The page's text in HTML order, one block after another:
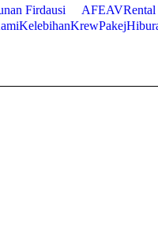
Firdausi AFEAVRental
KelebihanKrewPakej